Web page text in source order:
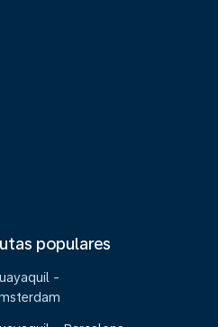
populares
-